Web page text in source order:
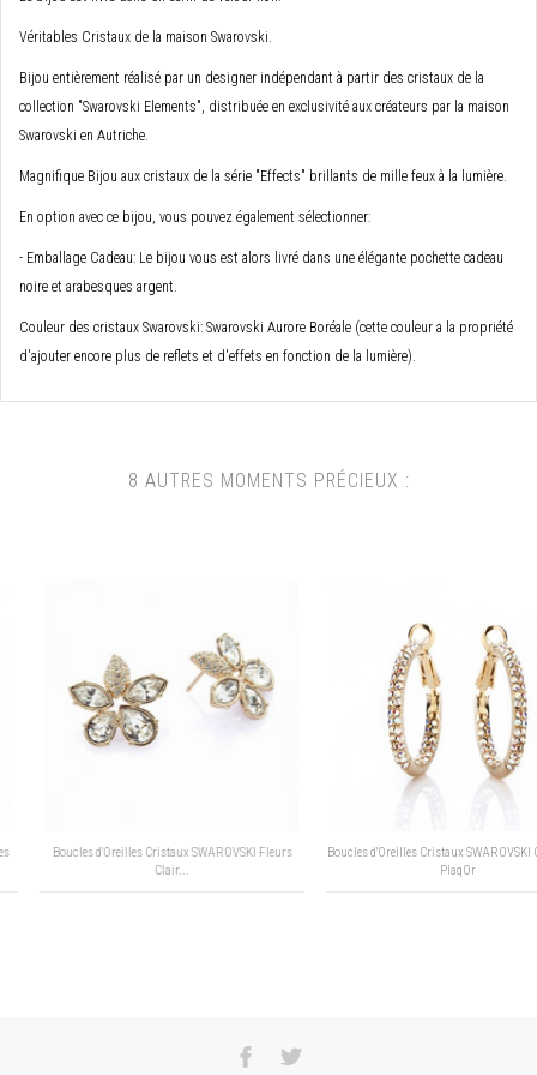
Véritables Cristaux de la maison Swarovski.
Bijou entièrement réalisé par un designer indépendant à partir des cristaux de la
collection "Swarovski Elements", distribuée en exclusivité aux créateurs par la maison
Swarovski en Autriche.
Magnifique Bijou aux cristaux de la série "Effects" brillants de mille feux à la lumière.
En option avec ce bijou, vous pouvez également sélectionner:
- Emballage Cadeau: Le bijou vous est alors livré dans une élégante pochette cadeau
noire et arabesques argent.
Couleur des cristaux Swarovski: Swarovski Aurore Boréale (cette couleur a la propriété
d'ajouter encore plus de reflets et d'effets en fonction de la lumière).
8 AUTRES MOMENTS PRÉCIEUX :
Boucles d'Oreilles Cristaux SWAROVSKI Fleurs
Boucles d'Oreilles Cristaux SWAROVSKI Créoles